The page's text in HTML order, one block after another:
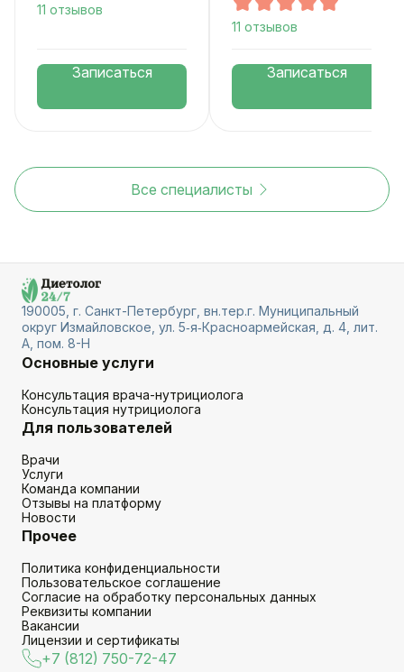
11 отзывов
Записаться
11 отзывов
Записаться
Все специалисты
190005, г. Санкт-Петербург, вн.тер.г. Муниципальный
округ Измайловское, ул. 5‑я‑Красноармейская, д. 4, лит.
А, пом. 8-Н
Основные услуги
Консультация врача-нутрициолога
Консультация нутрициолога
Для пользователей
Врачи
Услуги
Команда компании
Отзывы на платформу
Новости
Прочее
Политика конфиденциальности
Пользовательское соглашение
Согласие на обработку персональных данных
Реквизиты компании
Вакансии
Лицензии и сертификаты
+7 (812) 750-72-47